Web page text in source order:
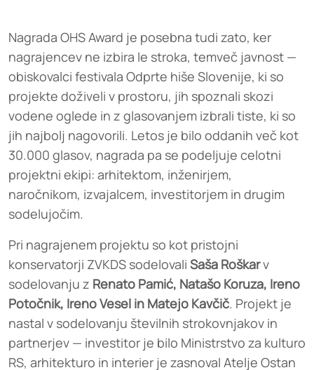
Nagrada OHS Award je posebna tudi zato, ker
nagrajencev ne izbira le stroka, temveč javnost —
obiskovalci festivala Odprte hiše Slovenije, ki so
projekte doživeli v prostoru, jih spoznali skozi
vodene oglede in z glasovanjem izbrali tiste, ki so
jih najbolj nagovorili. Letos je bilo oddanih več kot
30.000 glasov, nagrada pa se podeljuje celotni
projektni ekipi: arhitektom, inženirjem,
naročnikom, izvajalcem, investitorjem in drugim
sodelujočim.
Pri nagrajenem projektu so kot pristojni
konservatorji ZVKDS sodelovali Saša Roškarv
sodelovanju z Renato Pamić, Natašo Koruza, Ireno
Potočnik, Ireno Vesel in Matejo Kavčič. Projekt je
nastal v sodelovanju številnih strokovnjakov in
partnerjev — investitor je bilo Ministrstvo za kulturo
RS, arhitekturo in interier je zasnoval Atelje Ostan